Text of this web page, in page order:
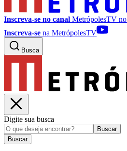
Inscreva-se no canal MetrópolesTV no
Inscreva-se na MetrópolesTV
Busca
Digite sua busca
Buscar
Buscar